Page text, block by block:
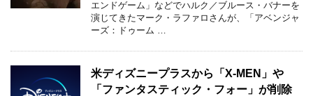
エンドゲーム」などでハルク／ブルース・バナーを
演じてきたマーク・ラファロさんが、「アベンジャ
ーズ：ドゥーム …
米ディズニープラスから「X-MEN」や
「ファンタスティック・フォー」が削除